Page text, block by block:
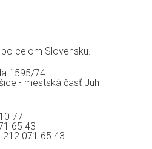
celom Slovensku.
1595/74
- mestská časť Juh
77
65 43
212 071 65 43